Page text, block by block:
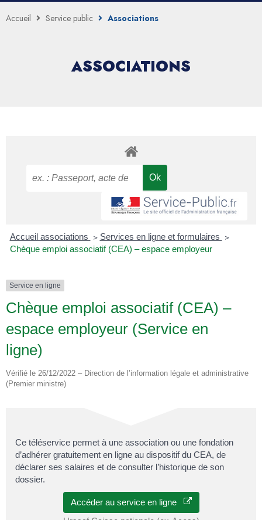
Accueil Service public Associations
ASSOCIATIONS
Accueil associations > Services en ligne et formulaires >
Chèque emploi associatif (CEA) – espace employeur
Service en ligne
Chèque emploi associatif (CEA) –
espace employeur (Service en
ligne)
Vérifié le 26/12/2022 – Direction de l’information légale et administrative
(Premier ministre)
Ce téléservice permet à une association ou une fondation
d’adhérer gratuitement en ligne au dispositif du CEA, de
déclarer ses salaires et de consulter l’historique de son
dossier.
Accéder au service en ligne